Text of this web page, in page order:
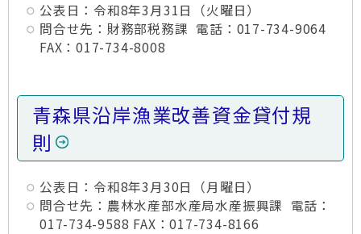
公表日：令和8年3月31日（火曜日）
問合せ先：財務部税務課 電話：017-734-9064
FAX：017-734-8008
青森県沿岸漁業改善資金貸付規
則
公表日：令和8年3月30日（月曜日）
問合せ先：農林水産部水産局水産振興課 電話：
017-734-9588 FAX：017-734-8166